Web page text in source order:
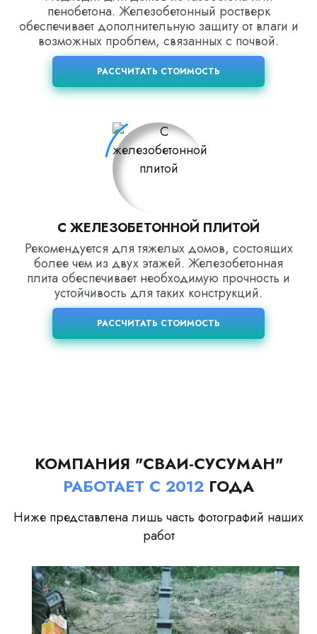
пенобетона. Железобетонный ростверк
обеспечивает дополнительную защиту от влаги и
возможных проблем, связанных с почвой.
РАССЧИТАТЬ СТОИМОСТЬ
С ЖЕЛЕЗОБЕТОННОЙ ПЛИТОЙ
Рекомендуется для тяжелых домов, состоящих
более чем из двух этажей. Железобетонная
плита обеспечивает необходимую прочность и
устойчивость для таких конструкций.
РАССЧИТАТЬ СТОИМОСТЬ
КОМПАНИЯ "СВАИ-СУСУМАН"
РАБОТАЕТ С 2012 ГОДА
Ниже представлена лишь часть фотографий наших
работ